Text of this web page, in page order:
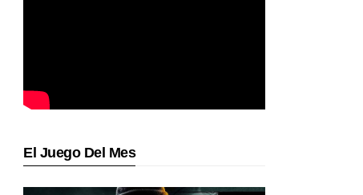
El Juego Del Mes